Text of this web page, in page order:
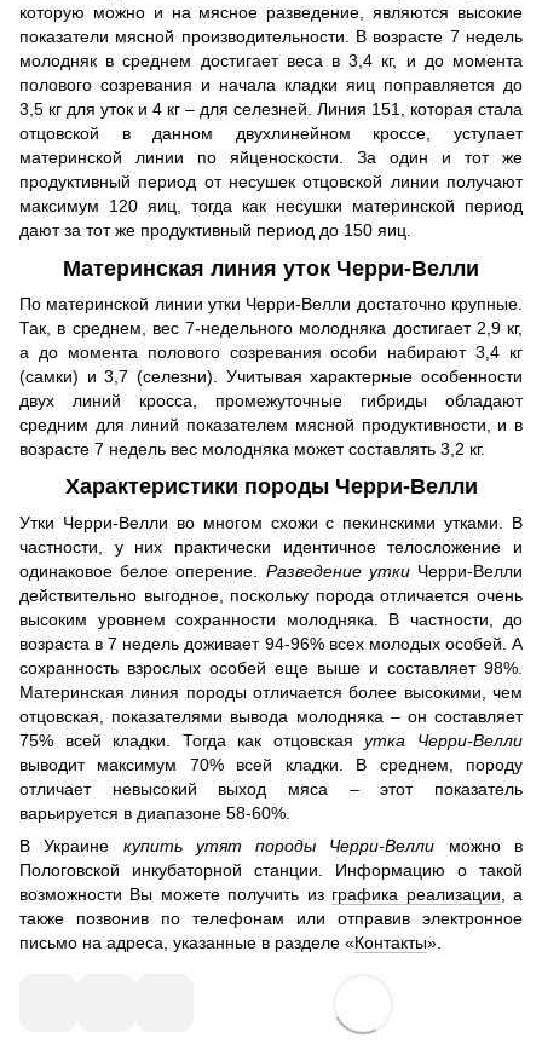
которую можно и на мясное разведение, являются высокие
показатели мясной производительности. В возрасте 7 недель
молодняк в среднем достигает веса в 3,4 кг, и до момента
полового созревания и начала кладки яиц поправляется до
3,5 кг для уток и 4 кг – для селезней. Линия 151, которая стала
отцовской в данном двухлинейном кроссе, уступает
материнской линии по яйценоскости. За один и тот же
продуктивный период от несушек отцовской линии получают
максимум 120 яиц, тогда как несушки материнской период
дают за тот же продуктивный период до 150 яиц.
Материнская линия уток Черри-Велли
По материнской линии утки Черри-Велли достаточно крупные.
Так, в среднем, вес 7-недельного молодняка достигает 2,9 кг,
а до момента полового созревания особи набирают 3,4 кг
(самки) и 3,7 (селезни). Учитывая характерные особенности
двух линий кросса, промежуточные гибриды обладают
средним для линий показателем мясной продуктивности, и в
возрасте 7 недель вес молодняка может составлять 3,2 кг.
Характеристики породы Черри-Велли
Утки Черри-Велли во многом схожи с пекинскими утками. В
частности, у них практически идентичное телосложение и
одинаковое белое оперение. Разведение уткиЧерри-Велли
действительно выгодное, поскольку порода отличается очень
высоким уровнем сохранности молодняка. В частности, до
возраста в 7 недель доживает 94-96% всех молодых особей. А
сохранность взрослых особей еще выше и составляет 98%.
Материнская линия породы отличается более высокими, чем
отцовская, показателями вывода молодняка – он составляет
75% всей кладки. Тогда как отцовскаяутка Черри-Велли
выводит максимум 70% всей кладки. В среднем, породу
отличает невысокий выход мяса – этот показатель
варьируется в диапазоне 58-60%.
В Украине купить утят породы Черри-Велли можно в
Пологовской инкубаторной станции. Информацию о такой
возможности Вы можете получить из графика реализации , а
также позвонив по телефонам или отправив электронное
письмо на адреса, указанные в разделе «Контакты».